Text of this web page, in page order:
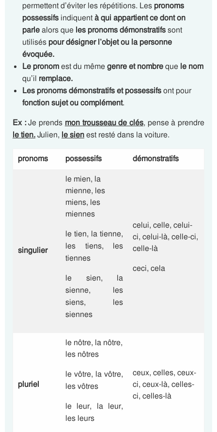
permettent d’éviter les répétitions. Lespronoms
possessifs indiquentà qui appartient ce dont on
parlealors que les pronoms démonstratifssont
utiliséspour désigner l’objet ou la personne
évoquée.
Le pronomest du mêmegenre et nombreque le nom
qu’il remplace.
Les pronoms démonstratifs etpossessifsont pour
fonction sujet ou complément.
Ex :Je prends mon trousseau de clés, pense à prendre
le tien.Julien, le sienest resté dans la voiture.
pronoms possessifs démonstratifs
singulier
le mien, la
mienne, les
miens, les
miennes
le tien, la tienne,
les tiens, les
tiennes
le sien, la
sienne, les
siens, les
siennes
celui, celle, celui-
ci, celui-là, celle-ci,
celle-là
ceci, cela
pluriel
le nôtre, la nôtre,
les nôtres
le vôtre, la vôtre,
les vôtres
le leur, la leur,
les leurs
ceux, celles, ceux-
ci, ceux-là, celles-
ci, celles-là